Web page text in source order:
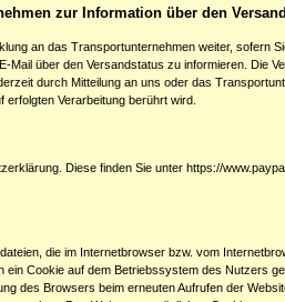
zur Information über den
an das Transportunternehmen weiter, sofern
über den Versandstatus zu informieren. Die
durch Mitteilung an uns oder das
Verarbeitung berührt wird.
Diese finden Sie unter https://
die im Internetbrowser bzw. vom
Cookie auf dem Betriebssystem des Nutzers
des Browsers beim erneuten Aufrufen der